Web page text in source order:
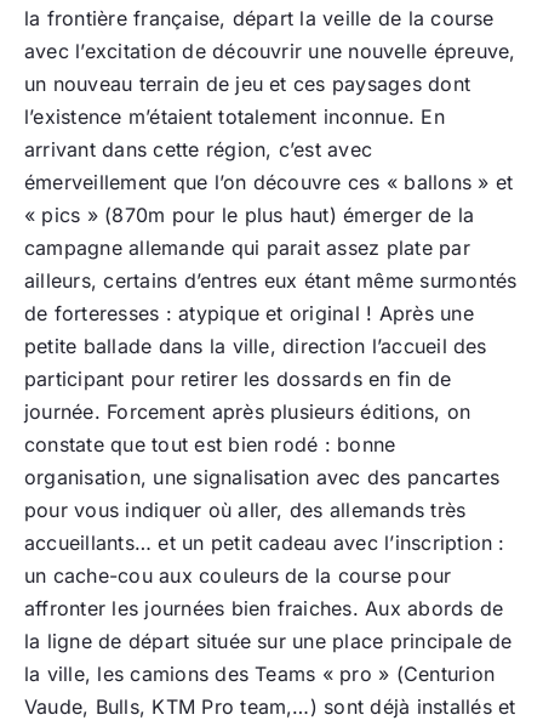
la frontière française, départ la veille de la course
avec l’excitation de découvrir une nouvelle épreuve,
un nouveau terrain de jeu et ces paysages dont
l’existence m’étaient totalement inconnue. En
arrivant dans cette région, c’est avec
émerveillement que l’on découvre ces « ballons » et
« pics » (870m pour le plus haut) émerger de la
campagne allemande qui parait assez plate par
ailleurs, certains d’entres eux étant même surmontés
de forteresses : atypique et original ! Après une
petite ballade dans la ville, direction l’accueil des
participant pour retirer les dossards en fin de
journée. Forcement après plusieurs éditions, on
constate que tout est bien rodé : bonne
organisation, une signalisation avec des pancartes
pour vous indiquer où aller, des allemands très
accueillants… et un petit cadeau avec l’inscription :
un cache-cou aux couleurs de la course pour
affronter les journées bien fraiches. Aux abords de
la ligne de départ située sur une place principale de
la ville, les camions des Teams « pro » (Centurion
Vaude, Bulls, KTM Pro team,…) sont déjà installés et